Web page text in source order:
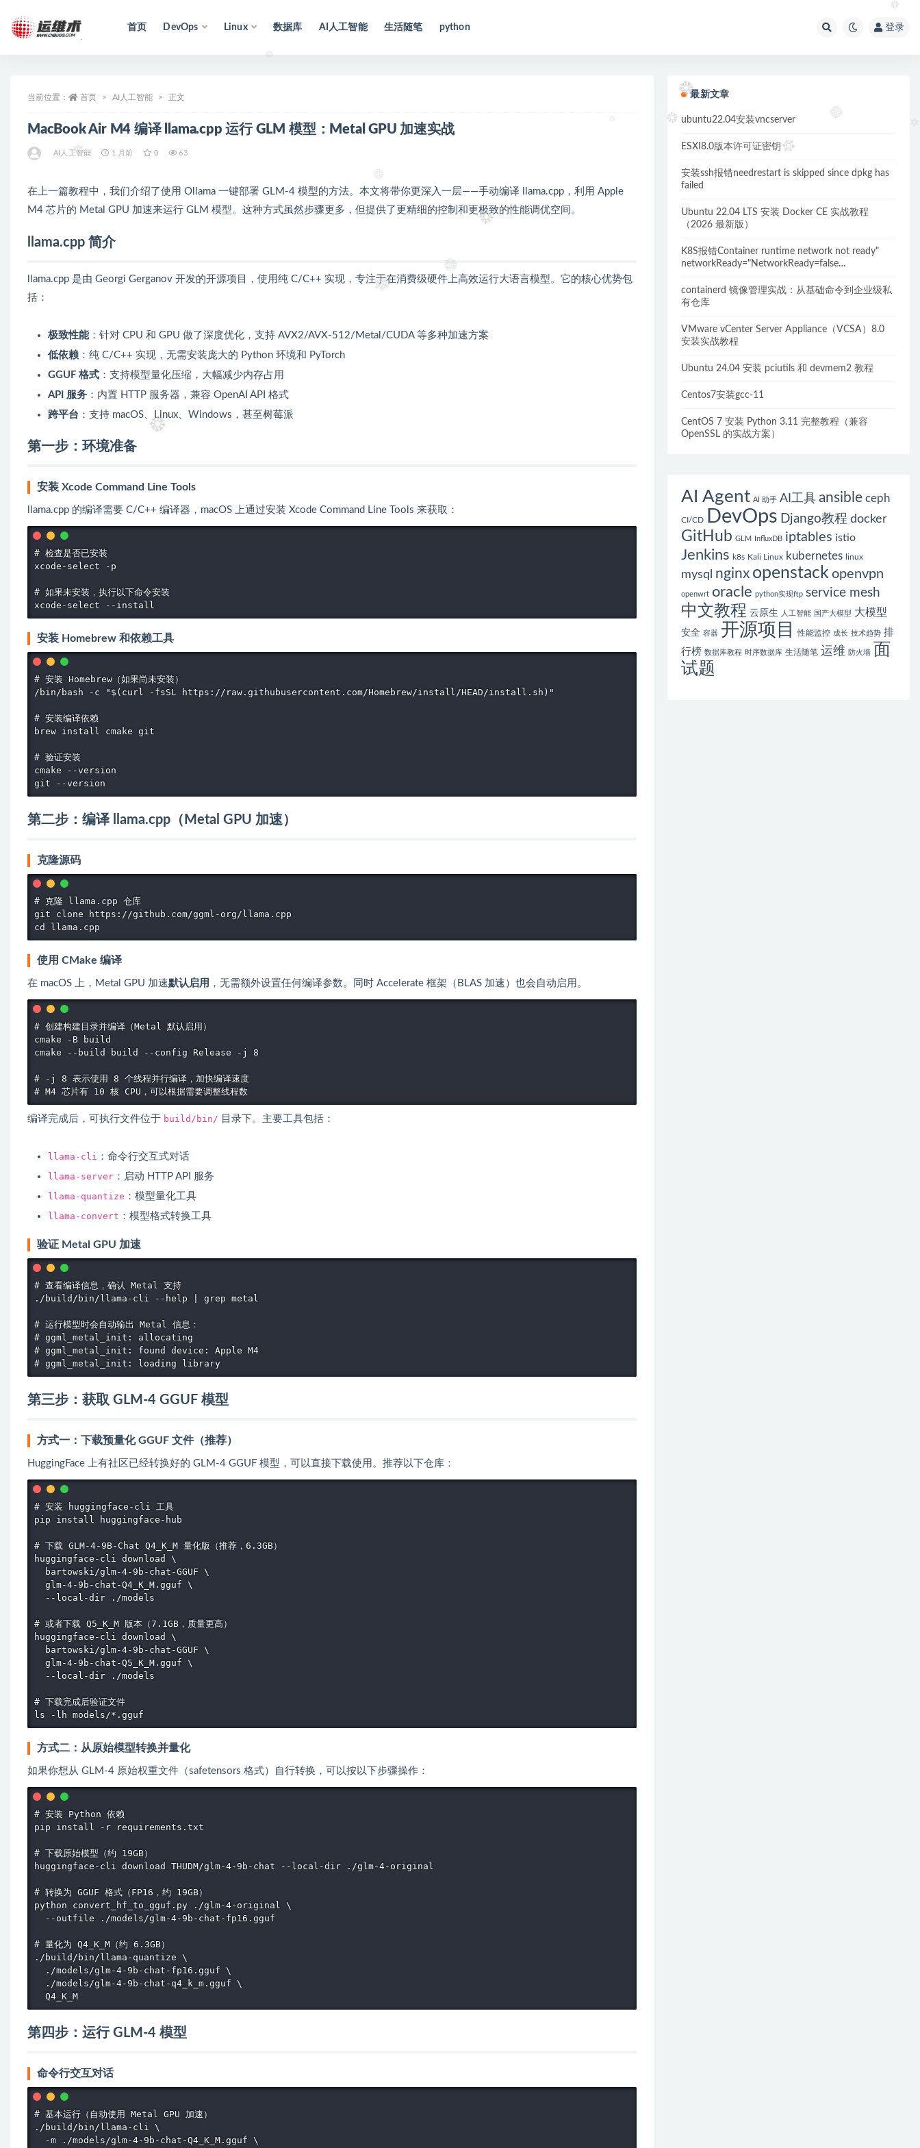
首页 DevOps Linux 数据库 AI人工智能 生活随笔 python 登录
当前位置： 首页 AI人工智能 正文
MacBook Air M4 编译 llama.cpp 运行 GLM 模型：Metal GPU 加速实战
AI人工智能 1 月前 0 63
在上一篇教程中，我们介绍了使用 Ollama 一键部署 GLM-4 模型的方法。本文将带你更深入一层——手动编译 llama.cpp，利用 Apple
M4 芯片的 Metal GPU 加速来运行 GLM 模型。这种方式虽然步骤更多，但提供了更精细的控制和更极致的性能调优空间。
llama.cpp 简介
llama.cpp 是由 Georgi Gerganov 开发的开源项目，使用纯 C/C++ 实现，专注于在消费级硬件上高效运行大语言模型。它的核心优势包
括：
极致性能：针对 CPU 和 GPU 做了深度优化，支持 AVX2/AVX-512/Metal/CUDA 等多种加速方案
低依赖 ：纯 C/C++ 实现，无需安装庞大的 Python 环境和 PyTorch
GGUF 格式 ：支持模型量化压缩，大幅减少内存占用
API 服务 ：内置 HTTP 服务器，兼容 OpenAI API 格式
跨平台 ：支持 macOS、Linux、Windows，甚至树莓派
第一步：环境准备
安装 Xcode Command Line Tools
llama.cpp 的编译需要 C/C++ 编译器，macOS 上通过安装 Xcode Command Line Tools 来获取：
# 检查是否已安装
xcode-select -p
# 如果未安装，执行以下命令安装
xcode-select --install
安装 Homebrew 和依赖工具
# 安装 Homebrew（如果尚未安装）
/bin/bash -c "$(curl -fsSL https://raw.githubusercontent.com/Homebrew/install/HEAD/install.sh)"
# 安装编译依赖
brew install cmake git
# 验证安装
cmake --version
git --version
第二步：编译 llama.cpp（Metal GPU 加速）
克隆源码
# 克隆 llama.cpp 仓库
git clone https://github.com/ggml-org/llama.cpp
cd llama.cpp
使用 CMake 编译
在 macOS 上，Metal GPU 加速默认启用 ，无需额外设置任何编译参数。同时 Accelerate 框架（BLAS 加速）也会自动启用。
# 创建构建目录并编译（Metal 默认启用）
cmake -B build
cmake --build build --config Release -j 8
# -j 8 表示使用 8 个线程并行编译，加快编译速度
# M4 芯片有 10 核 CPU，可以根据需要调整线程数
编译完成后，可执行文件位于 build/bin/ 目录下。主要工具包括：
llama-cli ：命令行交互式对话
llama-server ：启动 HTTP API 服务
llama-quantize ：模型量化工具
llama-convert ：模型格式转换工具
验证 Metal GPU 加速
# 查看编译信息，确认 Metal 支持
./build/bin/llama-cli --help | grep metal
# 运行模型时会自动输出 Metal 信息：
# ggml_metal_init: allocating
# ggml_metal_init: found device: Apple M4
# ggml_metal_init: loading library
第三步：获取 GLM-4 GGUF 模型
方式一：下载预量化 GGUF 文件（推荐）
HuggingFace 上有社区已经转换好的 GLM-4 GGUF 模型，可以直接下载使用。推荐以下仓库：
# 安装 huggingface-cli 工具
pip install huggingface-hub
# 下载 GLM-4-9B-Chat Q4_K_M 量化版（推荐，6.3GB）
huggingface-cli download \
  bartowski/glm-4-9b-chat-GGUF \
  glm-4-9b-chat-Q4_K_M.gguf \
  --local-dir ./models
# 或者下载 Q5_K_M 版本（7.1GB，质量更高）
huggingface-cli download \
  bartowski/glm-4-9b-chat-GGUF \
  glm-4-9b-chat-Q5_K_M.gguf \
  --local-dir ./models
# 下载完成后验证文件
ls -lh models/*.gguf
方式二：从原始模型转换并量化
如果你想从 GLM-4 原始权重文件（safetensors 格式）自行转换，可以按以下步骤操作：
# 安装 Python 依赖
pip install -r requirements.txt
# 下载原始模型（约 19GB）
huggingface-cli download THUDM/glm-4-9b-chat --local-dir ./glm-4-original
# 转换为 GGUF 格式（FP16，约 19GB）
python convert_hf_to_gguf.py ./glm-4-original \
  --outfile ./models/glm-4-9b-chat-fp16.gguf
# 量化为 Q4_K_M（约 6.3GB）
./build/bin/llama-quantize \
  ./models/glm-4-9b-chat-fp16.gguf \
  ./models/glm-4-9b-chat-q4_k_m.gguf \
  Q4_K_M
第四步：运行 GLM-4 模型
命令行交互对话
# 基本运行（自动使用 Metal GPU 加速）
./build/bin/llama-cli \
  -m ./models/glm-4-9b-chat-Q4_K_M.gguf \
最新文章
ubuntu22.04安装vncserver
ESXI8.0版本许可证密钥
安装ssh报错needrestart is skipped since dpkg has
failed
Ubuntu 22.04 LTS 安装 Docker CE 实战教程
（2026 最新版）
K8S报错Container runtime network not ready"
networkReady="NetworkReady=false
containerd 镜像管理实战：从基础命令到企业级私
有仓库
VMware vCenter Server Appliance（VCSA）8.0
安装实战教程
Ubuntu 24.04 安装 pciutils 和 devmem2 教程
Centos7安装gcc-11
CentOS 7 安装 Python 3.11 完整教程（兼容
OpenSSL 的实战方案）
AI Agent AI 助手 AI工具 ansible ceph
CI/CD DevOps Django教程 docker
GitHub GLM InfluxDB iptables istio
Jenkins k8s Kali Linux kubernetes linux
mysql nginx openstack openvpn
openwrt oracle python实现ftp service mesh
中文教程 云原生 人工智能 国产大模型 大模型
安全 容器 开源项目 性能监控 成长 技术趋势 排
行榜 数据库教程 时序数据库 生活随笔 运维 防火墙 面
试题